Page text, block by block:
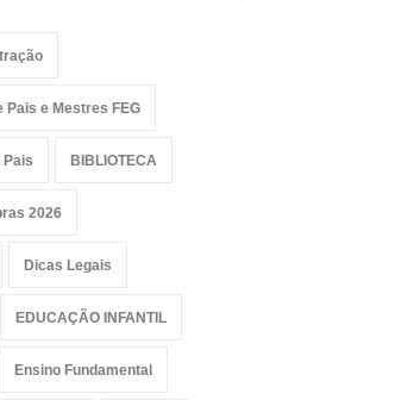
Pais e Mestres FEG
BIBLIOTECA
2026
Dicas Legais
EDUCAÇÃO INFANTIL
Ensino Fundamental